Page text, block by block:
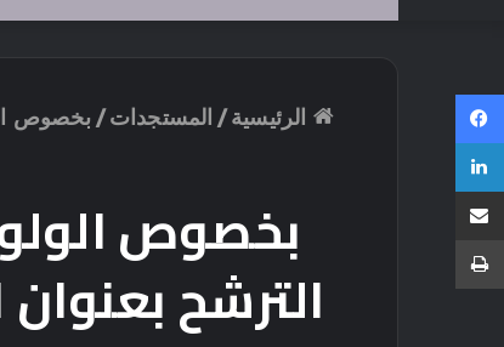
الرئيسية/ المستجدات/ بخصوص
بخصوص
الترشح
فيسبوك
لينكدإن
مشاركة عبر البريد